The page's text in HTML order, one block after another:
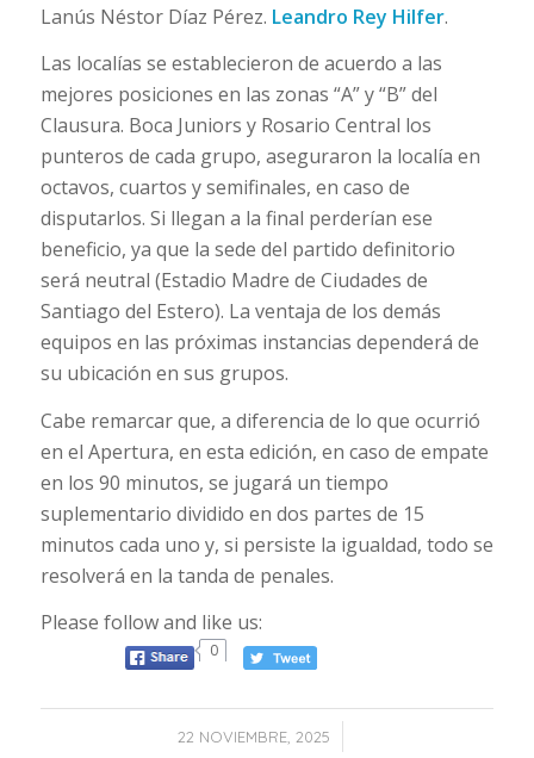
Lanús Néstor Díaz Pérez. Leandro Rey Hilfer.
Las localías se establecieron de acuerdo a las
mejores posiciones en las zonas “A” y “B” del
Clausura. Boca Juniors y Rosario Central los
punteros de cada grupo, aseguraron la localía en
octavos, cuartos y semifinales, en caso de
disputarlos. Si llegan a la final perderían ese
beneficio, ya que la sede del partido definitorio
será neutral (Estadio Madre de Ciudades de
Santiago del Estero). La ventaja de los demás
equipos en las próximas instancias dependerá de
su ubicación en sus grupos.
Cabe remarcar que, a diferencia de lo que ocurrió
en el Apertura, en esta edición, en caso de empate
en los 90 minutos, se jugará un tiempo
suplementario dividido en dos partes de 15
minutos cada uno y, si persiste la igualdad, todo se
resolverá en la tanda de penales.
Please follow and like us:
0
22 NOVIEMBRE, 2025
/